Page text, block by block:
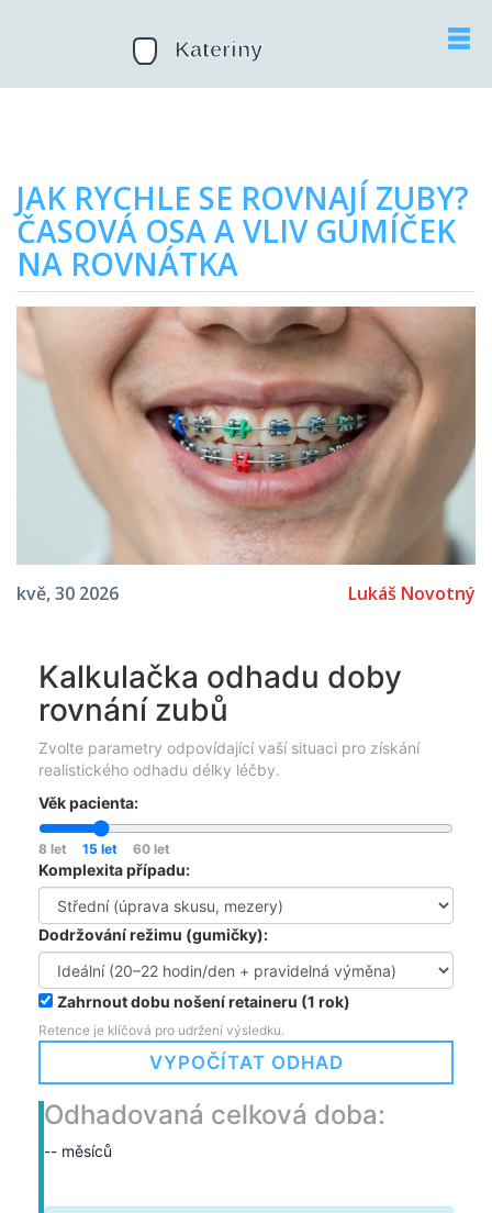
JAK RYCHLE SE ROVNAJÍ ZUBY?
ČASOVÁ OSA A VLIV GUMÍČEK
NA ROVNÁTKA
kvě, 30 2026 Lukáš Novotný
Kalkulačka odhadu doby
rovnání zubů
Zvolte parametry odpovídající vaší situaci pro získání
realistického odhadu délky léčby.
Věk pacienta:
8 let 15 let 60 let
Komplexita případu:
Dodržování režimu (gumičky):
Zahrnout dobu nošení retaineru (1 rok)
Retence je klíčová pro udržení výsledku.
VYPOČÍTAT ODHAD
Odhadovaná celková doba:
-- měsíců